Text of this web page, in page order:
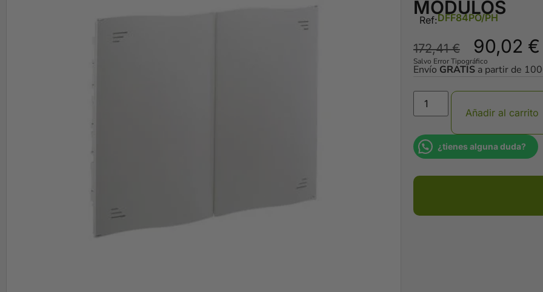
MÓDULOS
Ref:DFF84PO/PH
172,41€ 90,02 €
Salvo Error Tipográfico
Envío GRATIS a partir de
Añadir al carrito
¿tienes alguna duda?